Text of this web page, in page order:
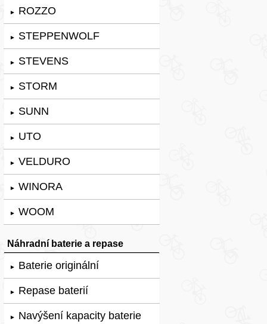
► ROZZO
► STEPPENWOLF
► STEVENS
► STORM
► SUNN
► UTO
► VELDURO
► WINORA
► WOOM
Náhradní baterie a repase
► Baterie originální
► Repase baterií
► Navýšení kapacity baterie